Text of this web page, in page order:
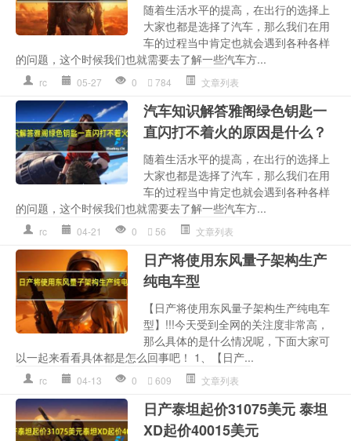
随着生活水平的提高，在出行的选择上
大家也都是选择了汽车，那么我们在用
车的过程当中肯定也就会遇到各种各样
的问题，这个时候我们也就需要去了解一些汽车方...
rc 05-27 0 784 文章列表
汽车知识解答雅阁绿色钥匙一
直闪打不着火的原因是什么？
随着生活水平的提高，在出行的选择上
大家也都是选择了汽车，那么我们在用
车的过程当中肯定也就会遇到各种各样
的问题，这个时候我们也就需要去了解一些汽车方...
rc 04-21 0 56 文章列表
日产将使用东风量子架构生产
纯电车型
【日产将使用东风量子架构生产纯电车
型】!!!今天受到全网的关注度非常高，
那么具体的是什么情况呢，下面大家可
以一起来看看具体都是怎么回事吧！ 1、【日产...
rc 04-13 0 609 文章列表
日产泰坦起价31075美元 泰坦
XD起价40015美元